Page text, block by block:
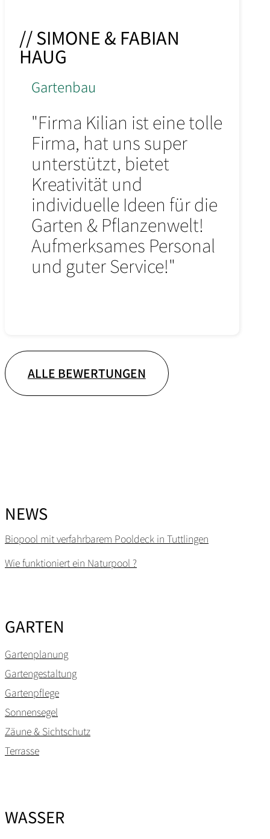
// SIMONE & FABIAN
HAUG
Gartenbau
"Firma Kilian ist eine tolle
Firma, hat uns super
unterstützt, bietet
Kreativität und
individuelle Ideen für die
Garten & Pflanzenwelt!
Aufmerksames Personal
und guter Service!"
ALLE BEWERTUNGEN
NEWS
Biopool mit verfahrbarem Pooldeck in Tuttlingen
Wie funktioniert ein Naturpool ?
GARTEN
Gartenplanung
Gartengestaltung
Gartenpflege
Sonnensegel
Zäune & Sichtschutz
Terrasse
WASSER